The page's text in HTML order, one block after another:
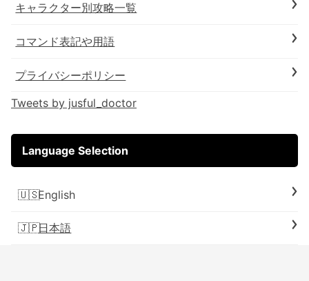
キャラクター別攻略一覧
コマンド表記や用語
プライバシーポリシー
Tweets by jusful_doctor
Language Selection
English
日本語